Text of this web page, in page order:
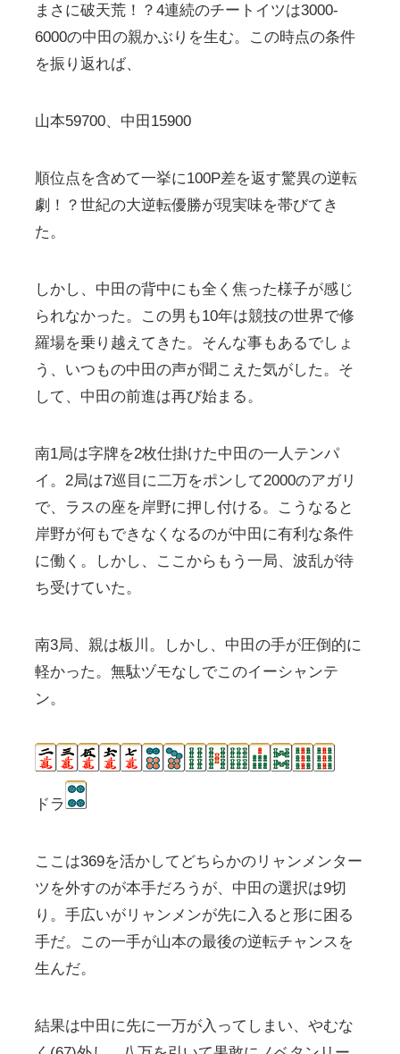
まさに破天荒！？4連続のチートイツは3000-
6000の中田の親かぶりを生む。この時点の条件
を振り返れば、
山本59700、中田15900
順位点を含めて一挙に100P差を返す驚異の逆転
劇！？世紀の大逆転優勝が現実味を帯びてき
た。
しかし、中田の背中にも全く焦った様子が感じ
られなかった。この男も10年は競技の世界で修
羅場を乗り越えてきた。そんな事もあるでしょ
う、いつもの中田の声が聞こえた気がした。そ
して、中田の前進は再び始まる。
南1局は字牌を2枚仕掛けた中田の一人テンパ
イ。2局は7巡目に二万をポンして2000のアガリ
で、ラスの座を岸野に押し付ける。こうなると
岸野が何もできなくなるのが中田に有利な条件
に働く。しかし、ここからもう一局、波乱が待
ち受けていた。
南3局、親は板川。しかし、中田の手が圧倒的に
軽かった。無駄ヅモなしでこのイーシャンテ
ン。
ドラ
ここは369を活かしてどちらかのリャンメンター
ツを外すのが本手だろうが、中田の選択は9切
り。手広いがリャンメンが先に入ると形に困る
手だ。この一手が山本の最後の逆転チャンスを
生んだ。
結果は中田に先に一万が入ってしまい、やむな